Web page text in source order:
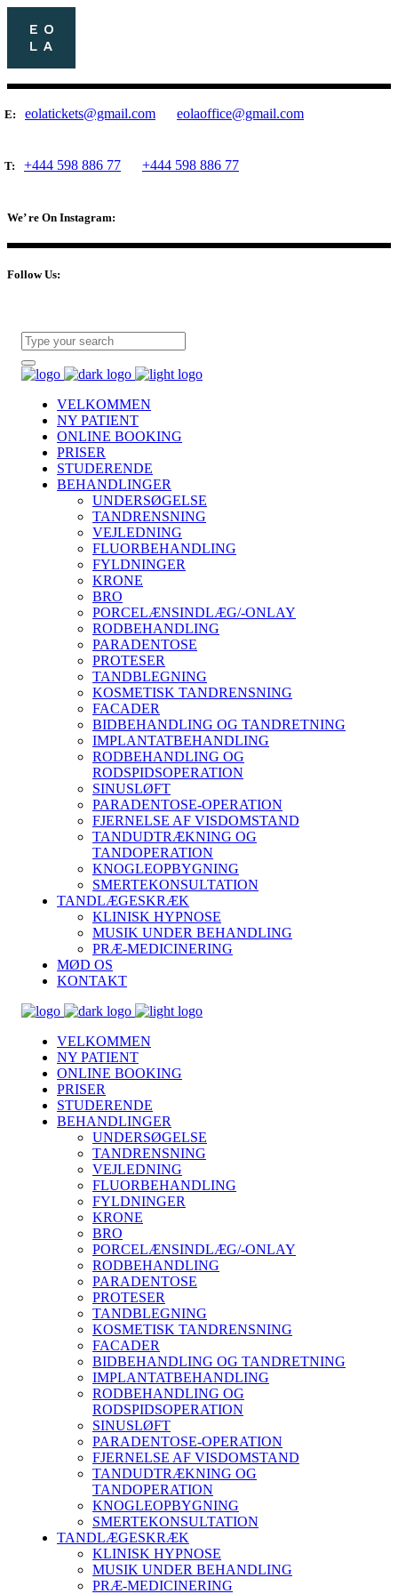
E: eolatickets@gmail.com eolaoffice@gmail.com
T: +444 598 886 77 +444 598 886 77
We’ re On Instagram:
Follow Us:
VELKOMMEN
NY PATIENT
ONLINE BOOKING
PRISER
STUDERENDE
BEHANDLINGER
UNDERSØGELSE
TANDRENSNING
VEJLEDNING
FLUORBEHANDLING
FYLDNINGER
KRONE
BRO
PORCELÆNSINDLÆG/-ONLAY
RODBEHANDLING
PARADENTOSE
PROTESER
TANDBLEGNING
KOSMETISK TANDRENSNING
FACADER
BIDBEHANDLING OG TANDRETNING
IMPLANTATBEHANDLING
RODBEHANDLING OG
RODSPIDSOPERATION
SINUSLØFT
PARADENTOSE-OPERATION
FJERNELSE AF VISDOMSTAND
TANDUDTRÆKNING OG
TANDOPERATION
KNOGLEOPBYGNING
SMERTEKONSULTATION
TANDLÆGESKRÆK
KLINISK HYPNOSE
MUSIK UNDER BEHANDLING
PRÆ-MEDICINERING
MØD OS
KONTAKT
VELKOMMEN
NY PATIENT
ONLINE BOOKING
PRISER
STUDERENDE
BEHANDLINGER
UNDERSØGELSE
TANDRENSNING
VEJLEDNING
FLUORBEHANDLING
FYLDNINGER
KRONE
BRO
PORCELÆNSINDLÆG/-ONLAY
RODBEHANDLING
PARADENTOSE
PROTESER
TANDBLEGNING
KOSMETISK TANDRENSNING
FACADER
BIDBEHANDLING OG TANDRETNING
IMPLANTATBEHANDLING
RODBEHANDLING OG
RODSPIDSOPERATION
SINUSLØFT
PARADENTOSE-OPERATION
FJERNELSE AF VISDOMSTAND
TANDUDTRÆKNING OG
TANDOPERATION
KNOGLEOPBYGNING
SMERTEKONSULTATION
TANDLÆGESKRÆK
KLINISK HYPNOSE
MUSIK UNDER BEHANDLING
PRÆ-MEDICINERING